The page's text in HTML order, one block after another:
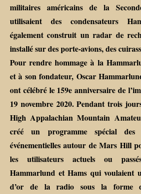
militaires américains de la
utilisaient des condensateurs
également construit un radar de
installé sur des porte-avions, des
Pour rendre hommage à la
et à son fondateur, Oscar
ont célébré le 159e anniversaire de
19 novembre 2020. Pendant trois
High Appalachian Mountain
créé un programme spécial
événementielles autour de Mars Hill
les utilisateurs actuels ou
Hammarlund et Hams qui voulaient
d’or de la radio sous la forme